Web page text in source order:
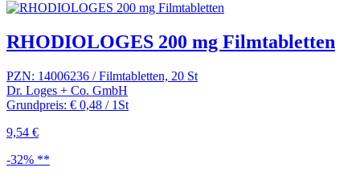
RHODIOLOGES 200 mg Filmtabletten
PZN: 14006236 / Filmtabletten, 20 St
Dr. Loges + Co. GmbH
Grundpreis: € 0,48 / 1St
9,54 €
-32% **